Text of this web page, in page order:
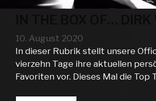
10. August 2020
In dieser Rubrik stellt unsere
vierzehn Tage ihre aktuellen
Favoriten vor. Dieses Mal die Top